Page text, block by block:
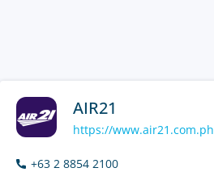
AIR21
https://www.air21.com.ph
+63 2 8854 2100